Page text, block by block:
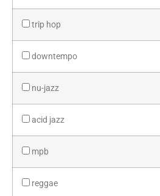
trip hop
downtempo
nu-jazz
acid jazz
mpb
reggae